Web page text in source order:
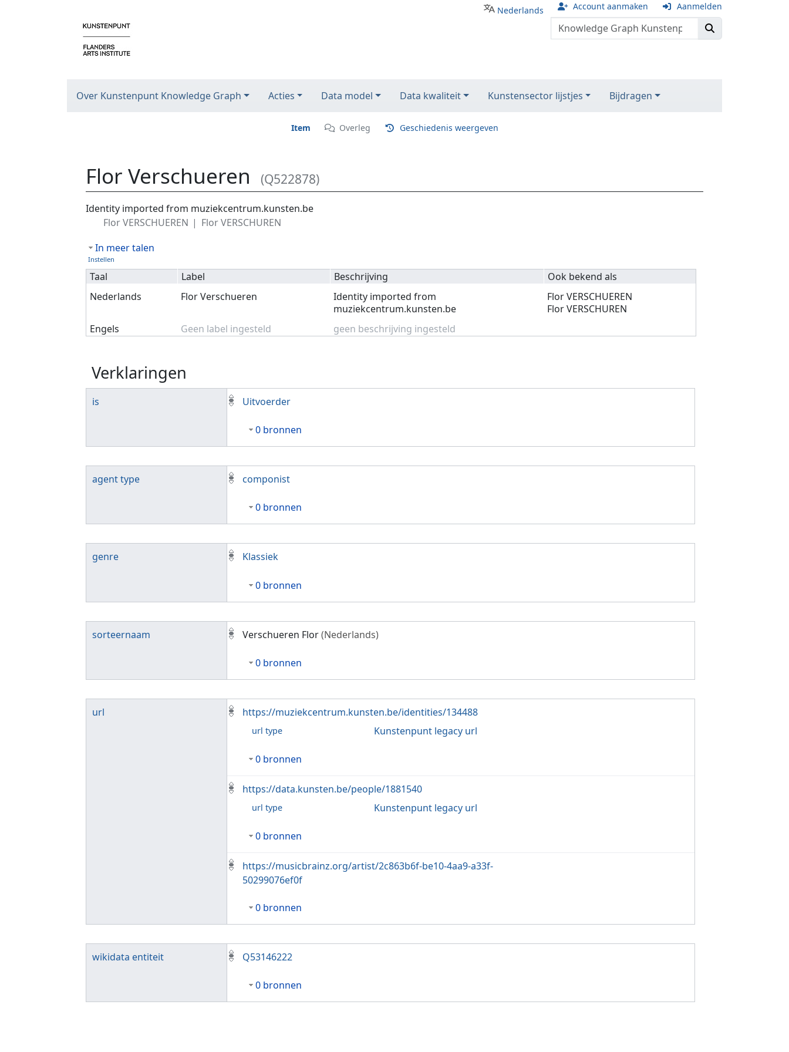
Nederlands Account aanmaken Aanmelden
Over Kunstenpunt Knowledge Graph Acties Data model Data kwaliteit Kunstensector lijstjes Bijdragen
Item Overleg Geschiedenis weergeven
Flor Verschueren (Q522878)
Ga naar: navigatie ,zoeken
Identity imported from muziekcentrum.kunsten.be
Flor VERSCHUEREN
Flor VERSCHUREN
In meer talen
Instellen
Taal Label Beschrijving
Ook bekend als
Nederlands
Flor Verschueren
Identity imported from
muziekcentrum.kunsten.be
Flor VERSCHUEREN
Flor VERSCHUREN
Engels
Geen label ingesteld geen beschrijving ingesteld
Verklaringen
is Uitvoerder
0 bronnen
agent type componist
0 bronnen
genre Klassiek
0 bronnen
sorteernaam Verschueren Flor(Nederlands)
0 bronnen
url https://muziekcentrum.kunsten.be/identities/134488
url type Kunstenpunt legacy url
0 bronnen
https://data.kunsten.be/people/1881540
url type Kunstenpunt legacy url
0 bronnen
https://musicbrainz.org/artist/2c863b6f-be10-4aa9-a33f-
50299076ef0f
0 bronnen
wikidata entiteit Q53146222
0 bronnen